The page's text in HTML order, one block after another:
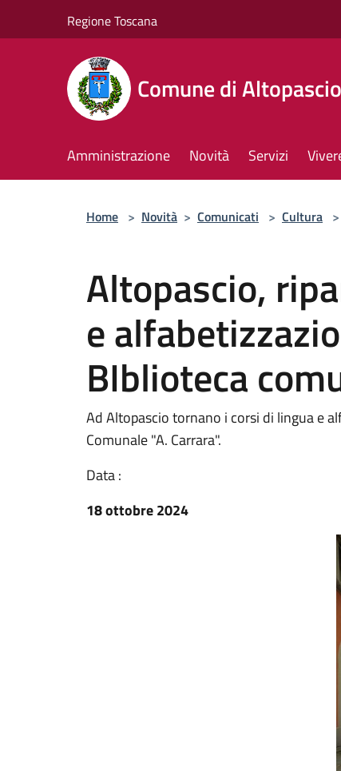
Regione Toscana
Comune di Altopascio
Amministrazione Novità Servizi
Home > Novità > Comunicati > Cultura >
Altopascio,
e
BIblioteca
Ad Altopascio tornano i corsi di lingua e
Comunale "A. Carrara".
Data :
18 ottobre 2024